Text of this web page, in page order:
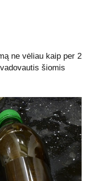
ne vėliau kaip per 2
šiomis